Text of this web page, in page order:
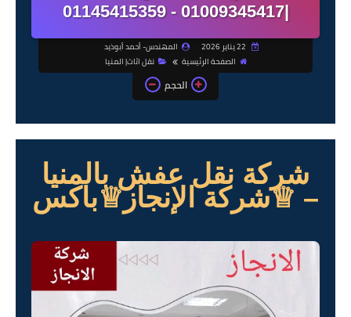
|01009345417 - 01145415359
المهندس- أحمد أبوذيد
الصفحة الرئيسية
نقل اثاث| المنيا
الحجم
شركة نقل عفش بالمنيا
– ♕شركة الإنجاز♕باكس